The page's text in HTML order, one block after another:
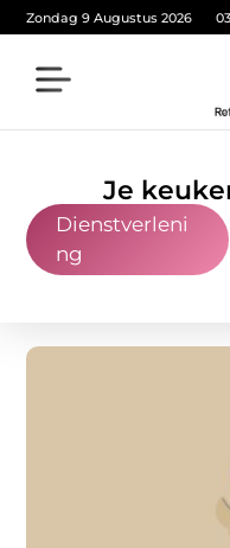
Zondag 9 Augustus 2026
Je
Dienstverleni
ng